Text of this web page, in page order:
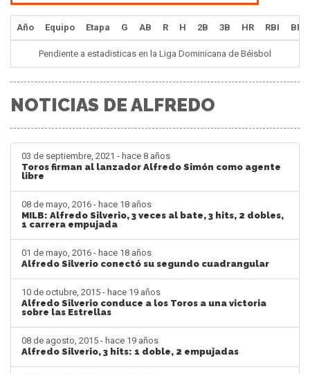
Año Equipo Etapa G AB R H 2B 3B HR RBI BB
Pendiente a estadisticas en la Liga Dominicana de Béisbol
NOTICIAS DE ALFREDO
03 de septiembre, 2021 - hace 8 años
Toros firman al lanzador Alfredo Simón como agente
libre
08 de mayo, 2016 - hace 18 años
MILB: Alfredo Silverio, 3 veces al bate, 3 hits, 2 dobles,
1 carrera empujada
01 de mayo, 2016 - hace 18 años
Alfredo Silverio conectó su segundo cuadrangular
10 de octubre, 2015 - hace 19 años
Alfredo Silverio conduce a los Toros a una victoria
sobre las Estrellas
08 de agosto, 2015 - hace 19 años
Alfredo Silverio, 3 hits: 1 doble, 2 empujadas